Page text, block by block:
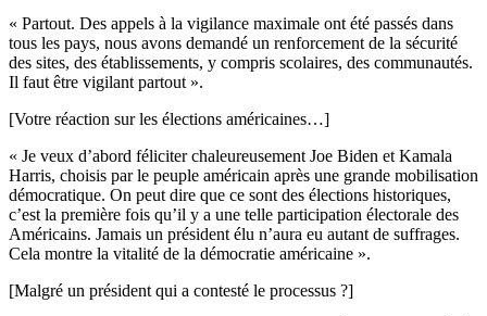
« Partout. Des appels à la vigilance maximale ont été passés dans
tous les pays, nous avons demandé un renforcement de la sécurité
des sites, des établissements, y compris scolaires, des communautés.
Il faut être vigilant partout ».
[Votre réaction sur les élections américaines…]
« Je veux d’abord féliciter chaleureusement Joe Biden et Kamala
Harris, choisis par le peuple américain après une grande mobilisation
démocratique. On peut dire que ce sont des élections historiques,
c’est la première fois qu’il y a une telle participation électorale des
Américains. Jamais un président élu n’aura eu autant de suffrages.
Cela montre la vitalité de la démocratie américaine ».
[Malgré un président qui a contesté le processus ?]